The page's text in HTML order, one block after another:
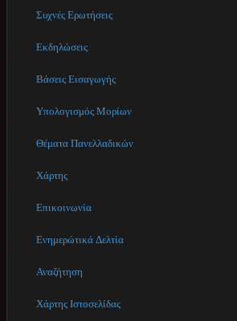
Συχνές Ερωτήσεις
Εκδηλώσεις
Βάσεις Εισαγωγής
Υπολογισμός Μορίων
Θέματα Πανελλαδικών
Χάρτης
Επικοινωνία
Ενημερώτικά Δελτία
Αναζήτηση
Χάρτης Ιστοσελίδας